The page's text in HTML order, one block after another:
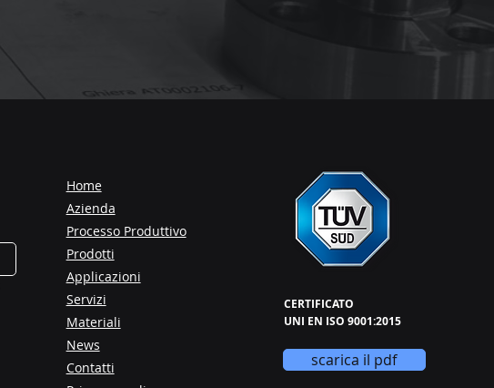
Home
Azienda
Processo Produttivo
Prodotti
Applicazioni
Servizi
Materiali
News
Contatti
CERTIFICATO
UNI EN ISO 9001:2015
scarica il pdf